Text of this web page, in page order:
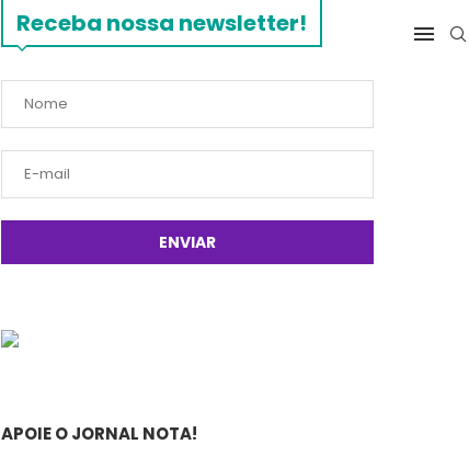
Receba nossa newsletter!
APOIE O JORNAL NOTA!